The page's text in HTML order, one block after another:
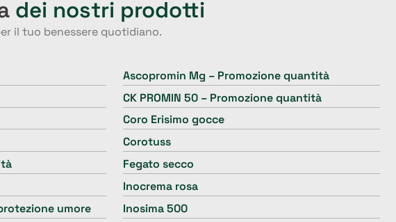
dei nostri prodotti
il tuo benessere quotidiano.
Ascopromin Mg – Promozione quantità
CK PROMIN 50 – Promozione quantità
Coro Erisimo gocce
Corotuss
Fegato secco
Inocrema rosa
umore
Inosima 500